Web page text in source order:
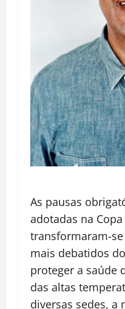
As pausas
adotadas na
transformaram-
mais debatidos
proteger a saúde
das altas
diversas sedes, a